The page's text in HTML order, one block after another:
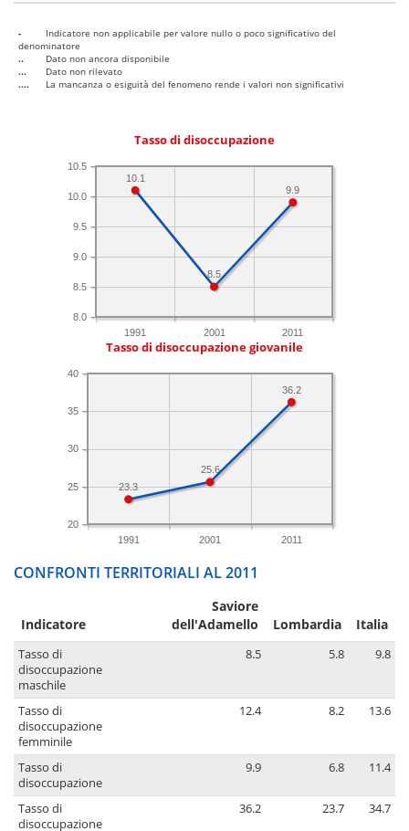
-
Indicatore non applicabile per valore nullo o poco significativo del
denominatore
..
Dato non ancora disponibile
...
Dato non rilevato
....
La mancanza o esiguità del fenomeno rende i valori non significativi
Tasso di disoccupazione
1991 2001 2011
8.0
8.5
9.0
9.5
10.0
10.5
9.9
8.5
10.1
Tasso di disoccupazione giovanile
1991 2001 2011
20
25
30
35
40
36.2
25.6
23.3
CONFRONTI TERRITORIALI AL 2011
Indicatore
Saviore
dell'Adamello
Lombardia Italia
Tasso di
disoccupazione
maschile
8.5 5.8 9.8
Tasso di
disoccupazione
femminile
12.4 8.2 13.6
Tasso di
disoccupazione
9.9 6.8 11.4
Tasso di
disoccupazione
36.2 23.7 34.7